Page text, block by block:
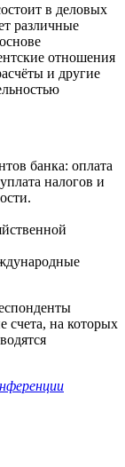
в деловых
различные
отношения
и другие
банка: оплата
налогов и
счета, на которых